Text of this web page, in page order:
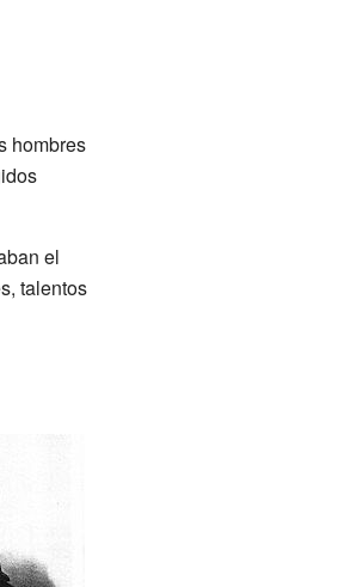
hombres
el
talentos